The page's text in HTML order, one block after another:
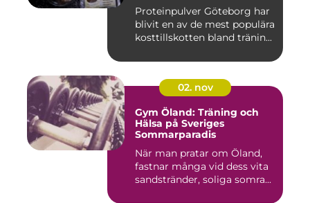
Proteinpulver Göteborg har
blivit en av de mest populära
kosttillskotten bland tränin...
02. nov
Gym Öland: Träning och
Hälsa på Sveriges
Sommarparadis
När man pratar om Öland,
fastnar många vid dess vita
sandstränder, soliga somra...